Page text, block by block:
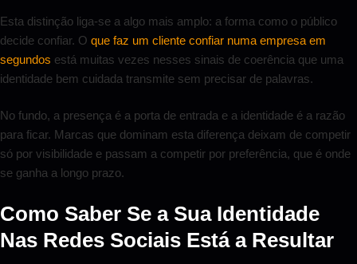
Esta distinção liga-se a algo mais amplo: a forma como o público
decide confiar. O que faz um cliente confiar numa empresa em
segundos está muitas vezes nesses sinais de coerência que uma
identidade bem cuidada transmite sem precisar de palavras.
No fundo, a presença é a porta de entrada e a identidade é a razão
para ficar. Marcas que dominam esta diferença deixam de competir
só por visibilidade e passam a competir por preferência, que é onde
se ganha a longo prazo.
Como Saber Se a Sua Identidade
Nas Redes Sociais Está a Resultar